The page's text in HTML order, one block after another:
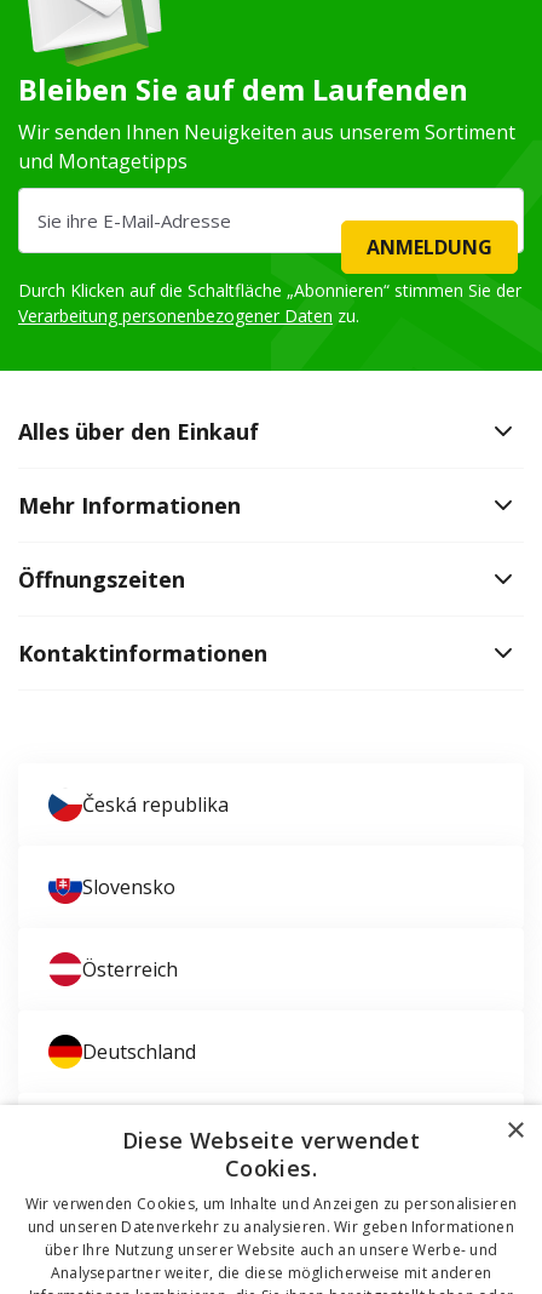
Bleiben Sie auf dem Laufenden
Wir senden Ihnen Neuigkeiten aus unserem Sortiment
und Montagetipps
ANMELDUNG
Durch Klicken auf die Schaltfläche „Abonnieren“ stimmen Sie der
Verarbeitung personenbezogener Daten zu.
Alles über den Einkauf
Mehr Informationen
Öffnungszeiten
Kontaktinformationen
Česká republika
Slovensko
Österreich
Deutschland
Magyarország ×
Diese Webseite verwendet
Cookies.
Wir verwenden Cookies, um Inhalte und Anzeigen zu personalisieren
und unseren Datenverkehr zu analysieren. Wir geben Informationen
über Ihre Nutzung unserer Website auch an unsere Werbe- und
Analysepartner weiter, die diese möglicherweise mit anderen